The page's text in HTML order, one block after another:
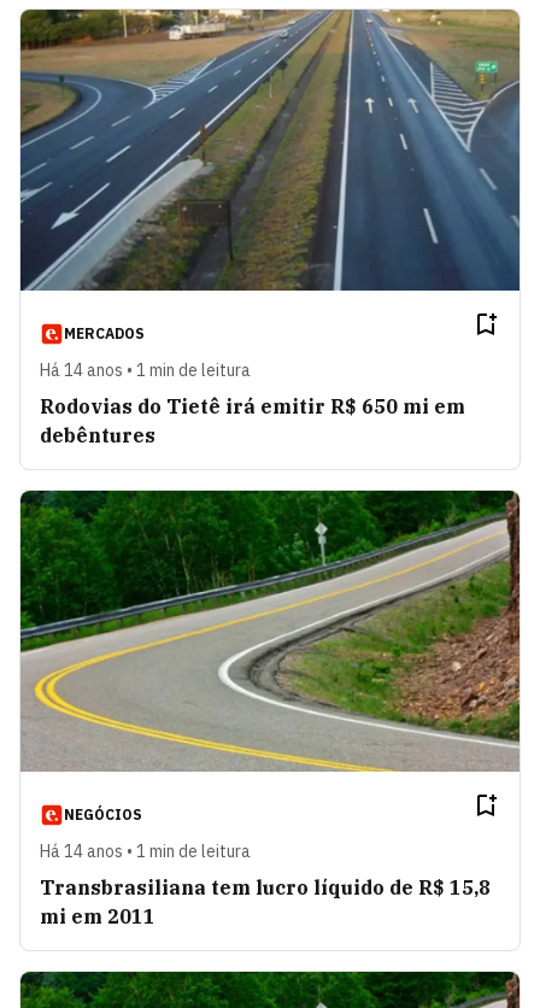
MERCADOS
Há 14 anos • 1 min de leitura
Rodovias do Tietê irá emitir R$ 650 mi em
debêntures
NEGÓCIOS
Há 14 anos • 1 min de leitura
Transbrasiliana tem lucro líquido de R$ 15,8
mi em 2011